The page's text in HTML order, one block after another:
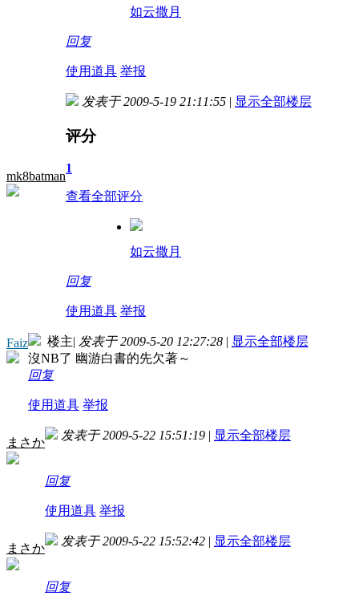
如云撒月
回复
使用道具 举报
mk8batman
发表于 2009-5-19 21:11:55 | 显示全部楼层
评分
1
查看全部评分
如云撒月
回复
使用道具 举报
Faiz 楼主| 发表于 2009-5-20 12:27:28 | 显示全部楼层
沒NB了 幽游白書的先欠著～
回复
使用道具 举报
まさか
发表于 2009-5-22 15:51:19 | 显示全部楼层
回复
使用道具 举报
まさか
发表于 2009-5-22 15:52:42 | 显示全部楼层
回复